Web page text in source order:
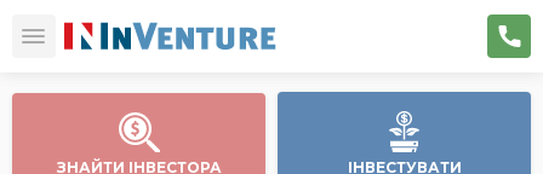
ЗНАЙТИ ІНВЕСТОРА ІНВЕСТУВАТИ